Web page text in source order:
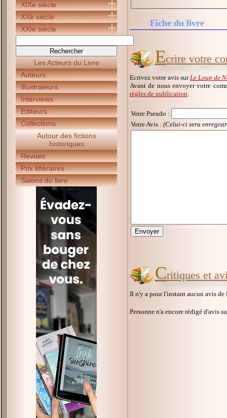
XIXè siècle
XXè siècle
XXIè siècle
Les Acteurs du Livre
Auteurs
Illustrateurs
Interviews
Editeurs
Collections
Autour des fictions
historiques
Revues
Prix littéraires
Salons du livre
Fiche du livre
Ecrire votre
Ecrivez votre avis sur Le Loup de
Avant de nous envoyer votre
règles de publication
Votre Pseudo :
Votre Avis : (Celui-ci sera
Critiques et
Il n'y a pour l'instant aucun avis
Personne n'a encore rédigé d'avis